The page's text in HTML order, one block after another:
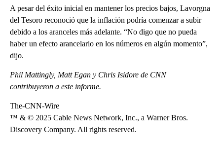
A pesar del éxito inicial en mantener los precios bajos, Lavorgna
del Tesoro reconoció que la inflación podría comenzar a subir
debido a los aranceles más adelante. “No digo que no pueda
haber un efecto arancelario en los números en algún momento”,
dijo.
Phil Mattingly, Matt Egan y Chris Isidore de CNN
contribuyeron a este informe.
The-CNN-Wire
™ & © 2025 Cable News Network, Inc., a Warner Bros.
Discovery Company. All rights reserved.